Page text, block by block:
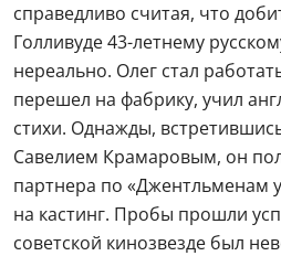
справедливо считая, что
Голливуде 43-летнему
нереально. Олег стал
перешел на фабрику, учил
стихи. Однажды,
Савелием Крамаровым, он
партнера по «Джентльменам
на кастинг. Пробы прошли
советской кинозвезде был